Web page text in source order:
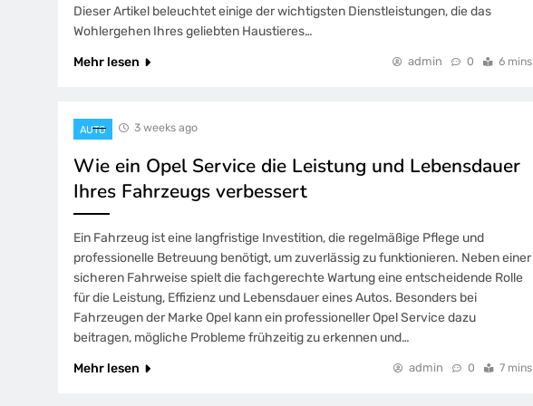
Dieser Artikel beleuchtet einige der wichtigsten Dienstleistungen, die das
Wohlergehen Ihres geliebten Haustieres…
Mehr lesen
admin 0 6 mins
AUTO 3 weeks ago
Wie ein Opel Service die Leistung und Lebensdauer
Ihres Fahrzeugs verbessert
Ein Fahrzeug ist eine langfristige Investition, die regelmäßige Pflege und
professionelle Betreuung benötigt, um zuverlässig zu funktionieren. Neben einer
sicheren Fahrweise spielt die fachgerechte Wartung eine entscheidende Rolle
für die Leistung, Effizienz und Lebensdauer eines Autos. Besonders bei
Fahrzeugen der Marke Opel kann ein professioneller Opel Service dazu
beitragen, mögliche Probleme frühzeitig zu erkennen und…
Mehr lesen
admin 0 7 mins